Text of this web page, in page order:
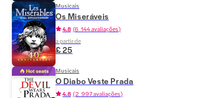
Musicais
Os Miseráveis
4.8 (6 144 avaliações)
a partir de
£ 25
Musicais
O Diabo Veste Prada
4.8 (2 997 avaliações)